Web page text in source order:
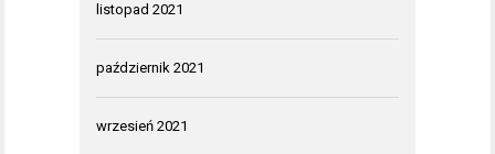
listopad 2021
październik 2021
wrzesień 2021